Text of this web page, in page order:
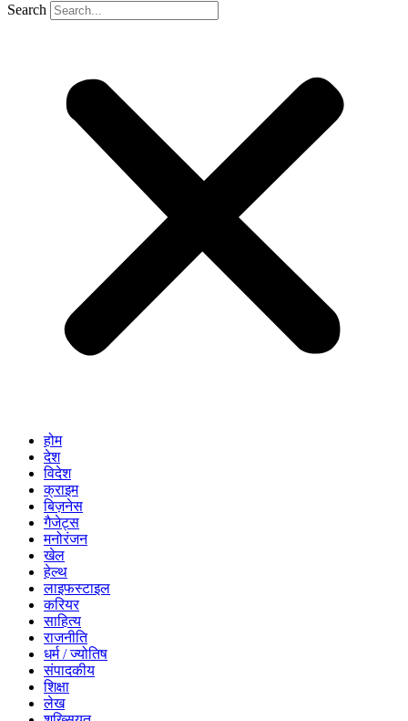
Search
होम
देश
विदेश
क्राइम
बिज़नेस
गैजेट्स
मनोरंजन
खेल
हेल्थ
लाइफस्टाइल
करियर
साहित्य
राजनीति
धर्म / ज्योतिष
संपादकीय
शिक्षा
लेख